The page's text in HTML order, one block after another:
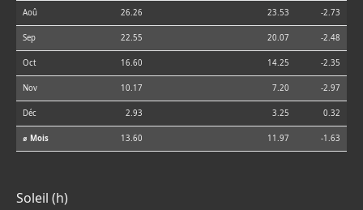
Aoû 26.26 23.53 -2.73
Sep 22.55 20.07 -2.48
Oct 16.60 14.25 -2.35
Nov 10.17 7.20 -2.97
Déc 2.93 3.25 0.32
⌀ Mois 13.60 11.97 -1.63
Soleil (h)